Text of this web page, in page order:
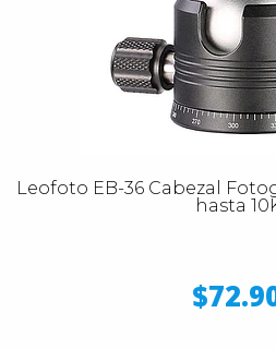
Leofoto EB-36 Cabezal
hasta